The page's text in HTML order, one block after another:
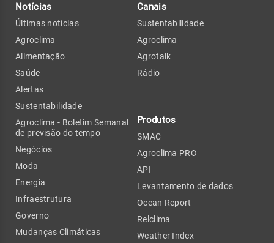
Notícias
Últimas notícias
Agroclima
Alimentação
Saúde
Alertas
Sustentabilidade
Agroclima - Boletim Semanal
de previsão do tempo
Negócios
Moda
Energia
Infraestrutura
Governo
Mudanças Climáticas
Canais
Sustentabilidade
Agroclima
Agrotalk
Rádio
Produtos
SMAC
Agroclima PRO
API
Levantamento de dados
Ocean Report
Relclima
Weather Index